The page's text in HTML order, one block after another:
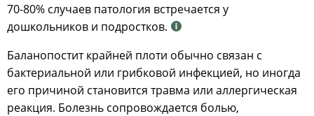
70-80% случаев патология встречается у
дошкольников и подростков.
Баланопостит крайней плоти обычно связан с
бактериальной или грибковой инфекцией, но иногда
его причиной становится травма или аллергическая
реакция. Болезнь сопровождается болью,